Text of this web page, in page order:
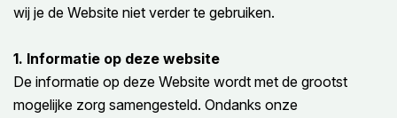
wij je de Website niet verder te gebruiken.
1. Informatie op deze website
De informatie op deze Website wordt met de grootst
mogelijke zorg samengesteld. Ondanks onze